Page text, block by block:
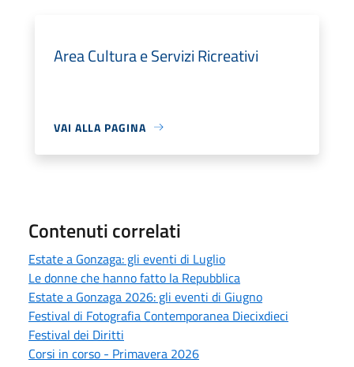
Area Cultura e Servizi Ricreativi
VAI ALLA PAGINA
Contenuti correlati
Estate a Gonzaga: gli eventi di Luglio
Le donne che hanno fatto la Repubblica
Estate a Gonzaga 2026: gli eventi di Giugno
Festival di Fotografia Contemporanea Diecixdieci
Festival dei Diritti
Corsi in corso - Primavera 2026